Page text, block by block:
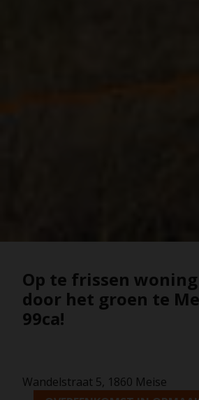
Op te frissen
door het groen te
99ca!
Wandelstraat 5, 1860 Meise